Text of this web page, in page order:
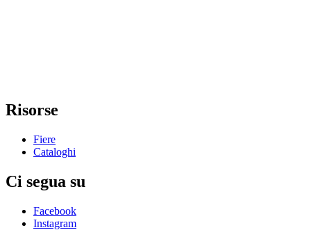
Risorse
Fiere
Cataloghi
Ci segua su
Facebook
Instagram